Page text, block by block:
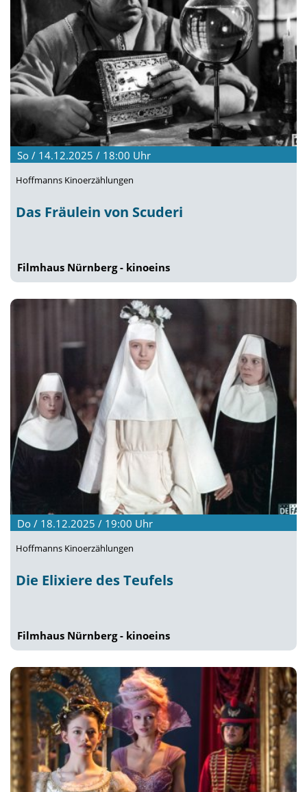
So / 14.12.2025 / 18:00 Uhr
Hoffmanns Kinoerzählungen
Das Fräulein von Scuderi
Filmhaus Nürnberg - kinoeins
Do / 18.12.2025 / 19:00 Uhr
Hoffmanns Kinoerzählungen
Die Elixiere des Teufels
Filmhaus Nürnberg - kinoeins